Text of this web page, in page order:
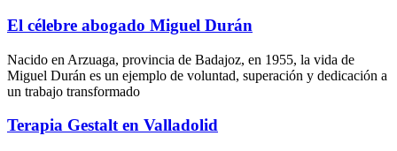
El célebre abogado Miguel Durán
Nacido en Arzuaga, provincia de Badajoz, en 1955, la vida de
Miguel Durán es un ejemplo de voluntad, superación y dedicación a
un trabajo transformado
Terapia Gestalt en Valladolid